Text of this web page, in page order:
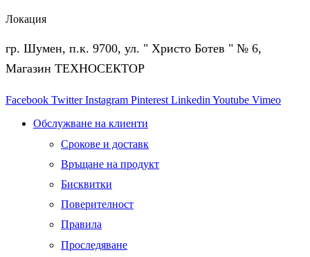
Локация
гр. Шумен, п.к. 9700, ул. " Христо Ботев " № 6,
Магазин ТЕХНОСЕКТОР
Facebook Twitter Instagram Pinterest LinkedinYoutube Vimeo
Обслужване на клиенти
Срокове и доставк
Връщане на продукт
Бисквитки
Поверителност
Правила
Проследяване